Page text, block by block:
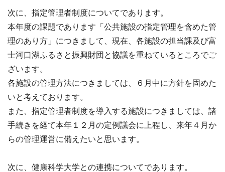
次に、指定管理者制度についてであります。
本年度の課題であります「公共施設の指定管理を含めた管
理のあり方」につきまして、現在、各施設の担当課及び富
士河口湖ふるさと振興財団と協議を重ねているところでご
ざいます。
各施設の管理方法につきましては、６月中に方針を固めた
いと考えております。
また、指定管理者制度を導入する施設につきましては、諸
手続きを経て本年１２月の定例議会に上程し、来年４月か
らの管理運営に備えたいと思います。
次に、健康科学大学との連携についてであります。